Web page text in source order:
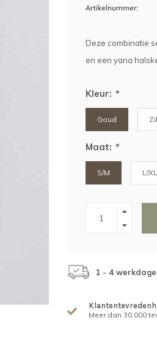
Artikelnummer:
Deze combinatie
en een yana
Kleur: *
Goud
Maat: *
S/M L/XL
1 - 4
Meer dan 30.000